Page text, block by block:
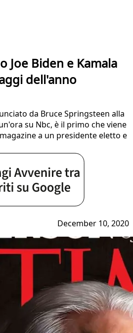
Joe Biden e Kamala
dell'anno
da Bruce Springsteen alla
su Nbc, è il primo che viene
a un presidente eletto e
December 10, 2020